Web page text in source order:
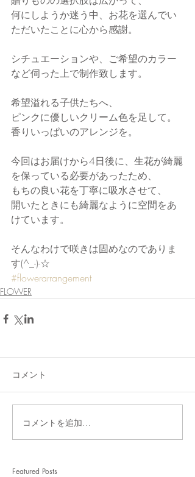
何にしようか迷う中、お花を選んでい
ただいたことに心から感謝。
シチュエーションや、ご希望のカラー
など伺った上で制作致します。
希望溢れる子供たちへ、
ピンクに優しいクリーム色を足して。
香りいっぱいのアレンジを。
今回はお届けから4日後に、生花が綺麗
を保っている必要があったため、
もちの良い花を丁寧に吸水させて、
開いたときにも綺麗なように空間をあ
けています。
そんなわけで咲きは固めなのでありま
す(^_-)-☆
#flowerarrangement
FLOWER
コメント
コメントを追加…
Featured Posts